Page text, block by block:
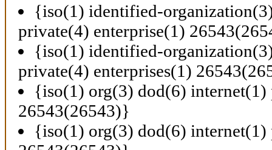
{iso(1) identified-
private(4) enterprise(1)
{iso(1) identified-
private(4) enterprises(1)
{iso(1) org(3) dod(6) internet(1)
26543(26543)}
{iso(1) org(3) dod(6) internet(1)